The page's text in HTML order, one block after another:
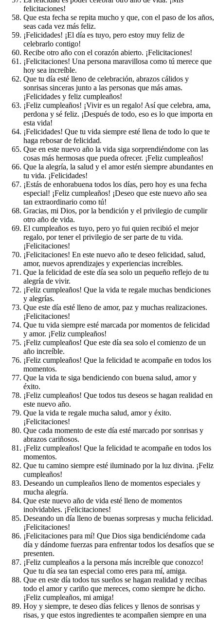
felicitaciones!
Que esta fecha se repita mucho y que, con el paso de los años,
seas cada vez más feliz.
¡Felicidades! ¡El día es tuyo, pero estoy muy feliz de
celebrarlo contigo!
Recibe otro año con el corazón abierto. ¡Felicitaciones!
¡Felicitaciones! Una persona maravillosa como tú merece que
hoy sea increíble.
Que tu día esté lleno de celebración, abrazos cálidos y
sonrisas sinceras junto a las personas que más amas.
¡Felicidades y feliz cumpleaños!
¡Feliz cumpleaños! ¡Vivir es un regalo! Así que celebra, ama,
perdona y sé feliz. ¡Después de todo, eso es lo que importa en
esta vida!
¡Felicidades! Que tu vida siempre esté llena de todo lo que te
haga rebosar de felicidad.
Que en este nuevo año la vida siga sorprendiéndome con las
cosas más hermosas que pueda ofrecer. ¡Feliz cumpleaños!
Que la alegría, la salud y el amor estén siempre abundantes en
tu vida. ¡Felicidades!
¡Estás de enhorabuena todos los días, pero hoy es una fecha
especial! ¡Feliz cumpleaños! ¡Deseo que este nuevo año sea
tan extraordinario como tú!
Gracias, mi Dios, por la bendición y el privilegio de cumplir
otro año de vida.
El cumpleaños es tuyo, pero yo fui quien recibió el mejor
regalo, por tener el privilegio de ser parte de tu vida.
¡Felicitaciones!
¡Felicitaciones! En este nuevo año te deseo felicidad, salud,
amor, nuevos aprendizajes y experiencias increíbles.
Que la felicidad de este día sea solo un pequeño reflejo de tu
alegría de vivir.
¡Feliz cumpleaños! Que la vida te regale muchas bendiciones
y alegrías.
Que este día esté lleno de amor, paz y muchas realizaciones.
¡Felicitaciones!
Que tu vida siempre esté marcada por momentos de felicidad
y amor. ¡Feliz cumpleaños!
¡Feliz cumpleaños! Que este día sea solo el comienzo de un
año increíble.
¡Feliz cumpleaños! Que la felicidad te acompañe en todos los
momentos.
Que la vida te siga bendiciendo con buena salud, amor y
éxito.
¡Feliz cumpleaños! Que todos tus deseos se hagan realidad en
este nuevo año.
Que la vida te regale mucha salud, amor y éxito.
¡Felicitaciones!
Que cada momento de este día esté marcado por sonrisas y
abrazos cariñosos.
¡Feliz cumpleaños! Que la felicidad te acompañe en todos los
momentos.
Que tu camino siempre esté iluminado por la luz divina. ¡Feliz
cumpleaños!
Deseando un cumpleaños lleno de momentos especiales y
mucha alegría.
Que este nuevo año de vida esté lleno de momentos
inolvidables. ¡Felicitaciones!
Deseando un día lleno de buenas sorpresas y mucha felicidad.
¡Felicitaciones!
¡Felicitaciones para mí! Que Dios siga bendiciéndome cada
día y dándome fuerzas para enfrentar todos los desafíos que se
presenten.
¡Feliz cumpleaños a la persona más increíble que conozco!
Que tu día sea tan especial como eres para mí, amiga.
Que en este día todos tus sueños se hagan realidad y recibas
todo el amor y cariño que mereces, como siempre he dicho.
¡Feliz cumpleaños, mi amiga!
Hoy y siempre, te deseo días felices y llenos de sonrisas y
risas, y que estos ingredientes te acompañen siempre en una